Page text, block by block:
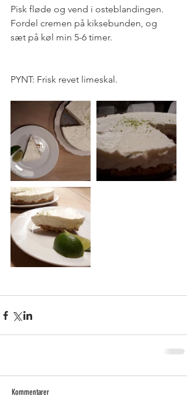
Pisk fløde og vend i osteblandingen.
Fordel cremen på kiksebunden, og
sæt på køl min 5-6 timer.
PYNT: Frisk revet limeskal.
Kommentarer